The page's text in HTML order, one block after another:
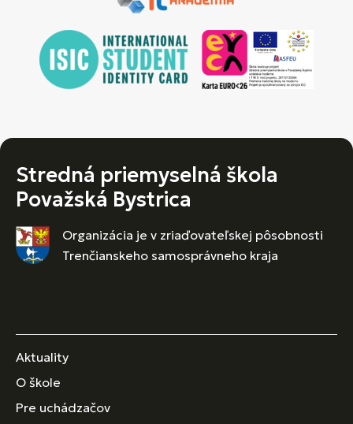
Stredná priemyselná škola
Považská Bystrica
Organizácia je v zriaďovateľskej pôsobnosti
Trenčianskeho samosprávneho kraja
Aktuality
O škole
Pre uchádzačov